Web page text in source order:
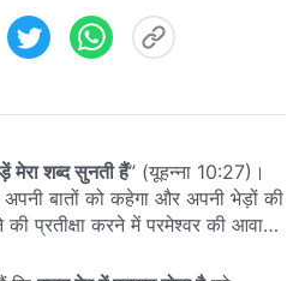
मेरा शब्द सुनती हैं” (यूहन्ना 10:27) ।
बातों को कहेगा और अपनी भेड़ों की
प्रतीक्षा करने में परमेश्वर की आवाज़
हम परमेश्वर की आवाज़ और इंसान